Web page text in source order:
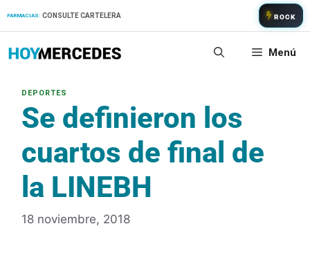
FARMACIAS: CONSULTE CARTELERA ROCK
Menú
Se definieron los
cuartos de final de
la LINEBH
18 noviembre, 2018